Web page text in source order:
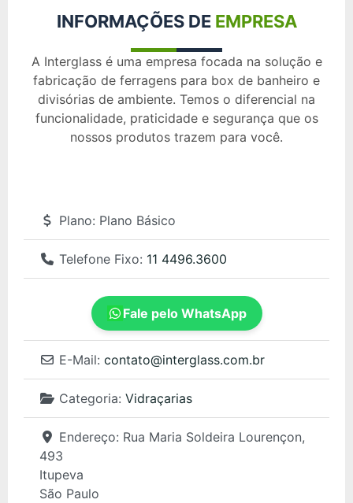
INFORMAÇÕES DE EMPRESA
A Interglass é uma empresa focada na solução e
fabricação de ferragens para box de banheiro e
divisórias de ambiente. Temos o diferencial na
funcionalidade, praticidade e segurança que os
nossos produtos trazem para você.
Plano: Plano Básico
Telefone Fixo: 11 4496.3600
Fale pelo WhatsApp
E-Mail: contato@interglass.com.br
Categoria: Vidraçarias
Endereço: Rua Maria Soldeira Lourençon,
493
Itupeva
São Paulo